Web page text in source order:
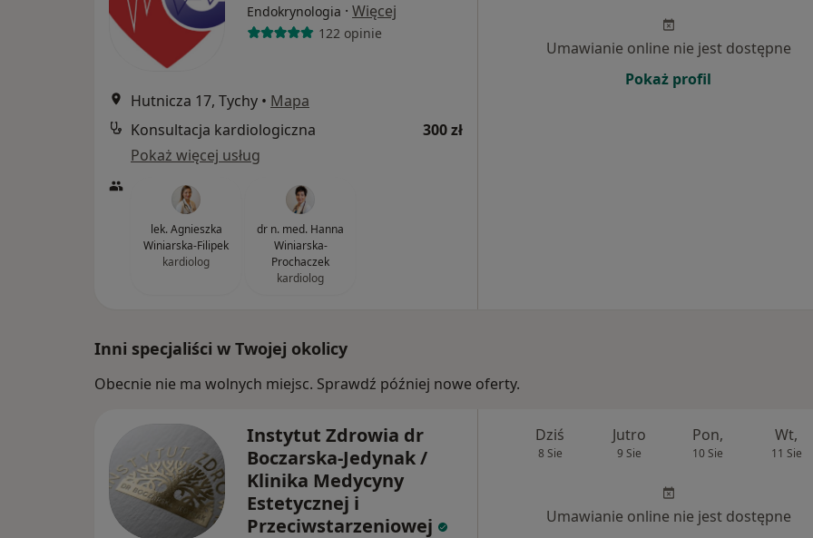
Endokrynologia · Więcej
122 opinie
Hutnicza 17, Tychy • Mapa
Konsultacja kardiologiczna
300 zł
Pokaż więcej usług
lek. Agnieszka
Winiarska-Filipek
kardiolog
dr n. med. Hanna
Winiarska-
Prochaczek
kardiolog
Umawianie online nie jest dostępne
Pokaż profil
Inni specjaliści w Twojej okolicy
Obecnie nie ma wolnych miejsc. Sprawdź później nowe oferty.
Instytut Zdrowia dr
Boczarska-Jedynak /
Klinika Medycyny
Estetycznej i
Przeciwstarzeniowej
Dziś
8 Sie
Jutro
9 Sie
Pon,
10 Sie
Wt,
11 Sie
Umawianie online nie jest dostępne